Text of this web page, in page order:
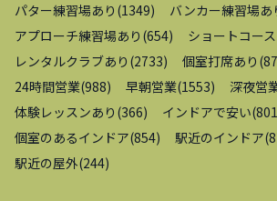
パター練習場あり (1349) バンカー練習場あ
アプローチ練習場あり (654) ショートコー
レンタルクラブあり (2733) 個室打席あり (
24時間営業(988) 早朝営業(1553) 深夜営
体験レッスンあり (366) インドアで安い(801
個室のあるインドア(854) 駅近のインドア(
駅近の屋外(244)